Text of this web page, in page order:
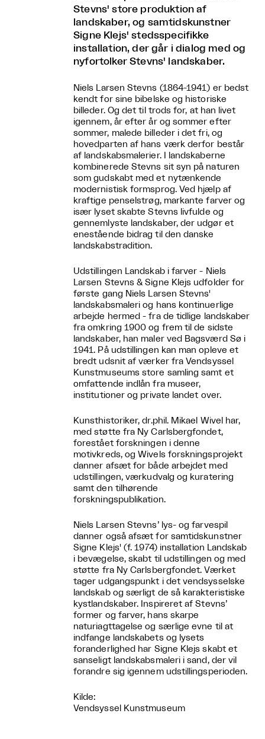
Stevns' store produktion af
landskaber, og samtidskunstner
Signe Klejs' stedsspecifikke
installation, der går i dialog med og
nyfortolker Stevns' landskaber.
Niels Larsen Stevns (1864-1941) er bedst
kendt for sine bibelske og historiske
billeder. Og det til trods for, at han livet
igennem, år efter år og sommer efter
sommer, malede billeder i det fri, og
hovedparten af hans værk derfor består
af landskabsmalerier. I landskaberne
kombinerede Stevns sit syn på naturen
som gudskabt med et nytænkende
modernistisk formsprog. Ved hjælp af
kraftige penselstrøg, markante farver og
især lyset skabte Stevns livfulde og
gennemlyste landskaber, der udgør et
enestående bidrag til den danske
landskabstradition.
Udstillingen Landskab i farver - Niels
Larsen Stevns & Signe Klejs udfolder for
første gang Niels Larsen Stevns'
landskabsmaleri og hans kontinuerlige
arbejde hermed - fra de tidlige landskaber
fra omkring 1900 og frem til de sidste
landskaber, han maler ved Bagsværd Sø i
1941. På udstillingen kan man opleve et
bredt udsnit af værker fra Vendsyssel
Kunstmuseums store samling samt et
omfattende indlån fra museer,
institutioner og private landet over.
Kunsthistoriker, dr.phil. Mikael Wivel har,
med støtte fra Ny Carlsbergfondet,
forestået forskningen i denne
motivkreds, og Wivels forskningsprojekt
danner afsæt for både arbejdet med
udstillingen, værkudvalg og kuratering
samt den tilhørende
forskningspublikation.
Niels Larsen Stevns’ lys- og farvespil
danner også afsæt for samtidskunstner
Signe Klejs' (f. 1974) installation Landskab
i bevægelse, skabt til udstillingen og med
støtte fra Ny Carlsbergfondet. Værket
tager udgangspunkt i det vendsysselske
landskab og særligt de så karakteristiske
kystlandskaber. Inspireret af Stevns’
former og farver, hans skarpe
naturiagttagelse og særlige evne til at
indfange landskabets og lysets
foranderlighed har Signe Klejs skabt et
sanseligt landskabsmaleri i sand, der vil
forandre sig igennem udstillingsperioden.
Kilde:
Vendsyssel Kunstmuseum